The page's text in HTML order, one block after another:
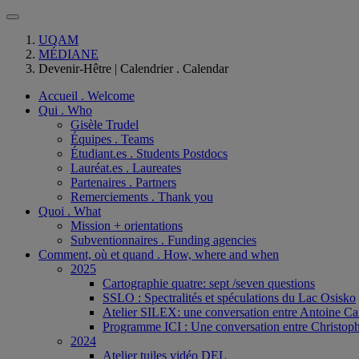
UQAM
MÉDIANE
Devenir-Hêtre | Calendrier . Calendar
Accueil . Welcome
Qui . Who
Gisèle Trudel
Équipes . Teams
Étudiant.es . Students Postdocs
Lauréat.es . Laureates
Partenaires . Partners
Remerciements . Thank you
Quoi . What
Mission + orientations
Subventionnaires . Funding agencies
Comment, où et quand . How, where and when
2025
Cartographie quatre: sept /seven questions
SSLO : Spectralités et spéculations du Lac Osisko
Atelier SILEX: une conversation entre Antoine
Programme ICI : Une conversation entre
2024
Atelier tuiles vidéo DEL